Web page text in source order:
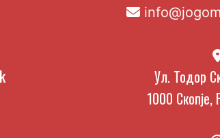
Ул. Тодор
1000 Скопје,